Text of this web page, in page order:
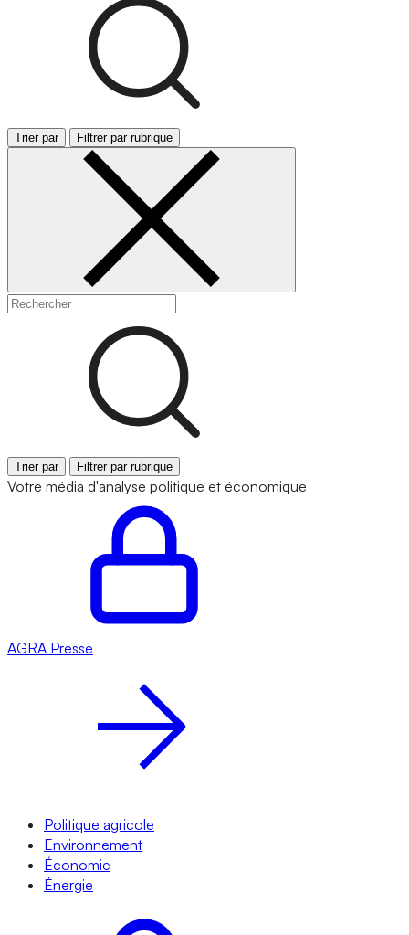
Trier par Filtrer par rubrique
Trier par Filtrer par rubrique
Votre média d'analyse politique et économique
AGRA Presse
Politique agricole
Environnement
Économie
Énergie